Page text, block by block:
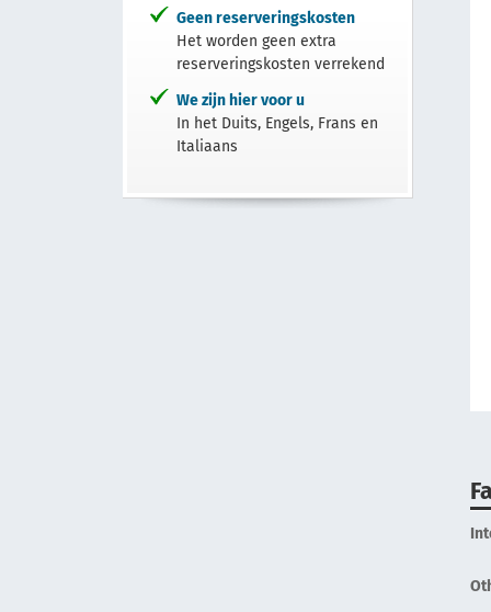
Geen reserveringskosten
Het worden geen extra
reserveringskosten verrekend
We zijn hier voor u
In het Duits, Engels, Frans en
Italiaans